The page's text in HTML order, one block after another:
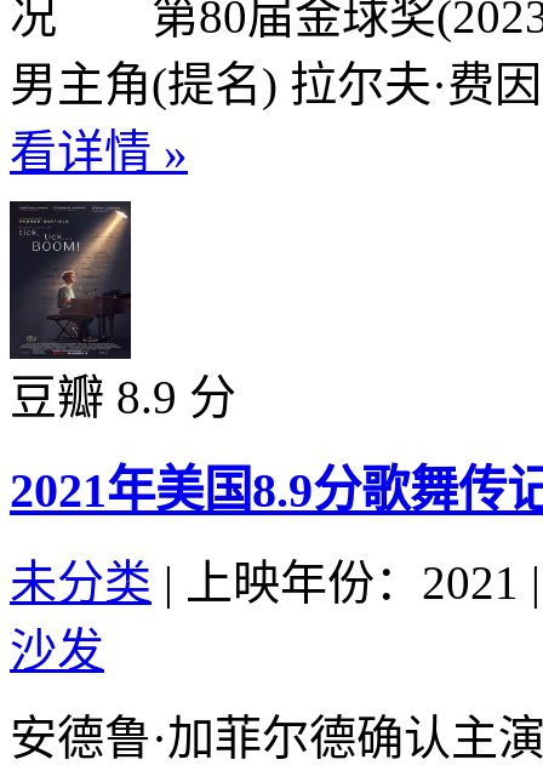
况 第80届金球奖
男主角(提名) 拉尔夫·
看详情 »
豆瓣 8.9 分
2021年美国8.9分歌舞传
未分类 | 上映年份：2021 |
沙发
安德鲁·加菲尔德确认主